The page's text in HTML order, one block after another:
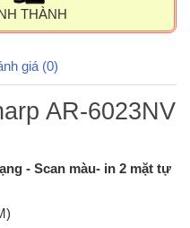
THÀNH
giá (0)
AR-6023NV
- Scan màu- in 2 mặt tự